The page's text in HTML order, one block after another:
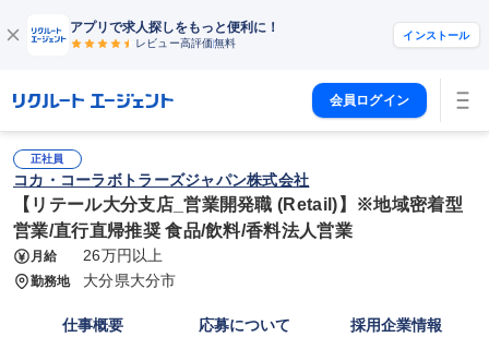
アプリで求人探しをもっと便利に！
レビュー高評価無料
インストール
会員ログイン
正社員
コカ・コーラボトラーズジャパン株式会社
【リテール大分支店_営業開発職 (Retail)】※地域密着型
営業/直行直帰推奨 食品/飲料/香料法人営業
月給 26万円以上
勤務地 大分県大分市
仕事概要 応募について 採用企業情報